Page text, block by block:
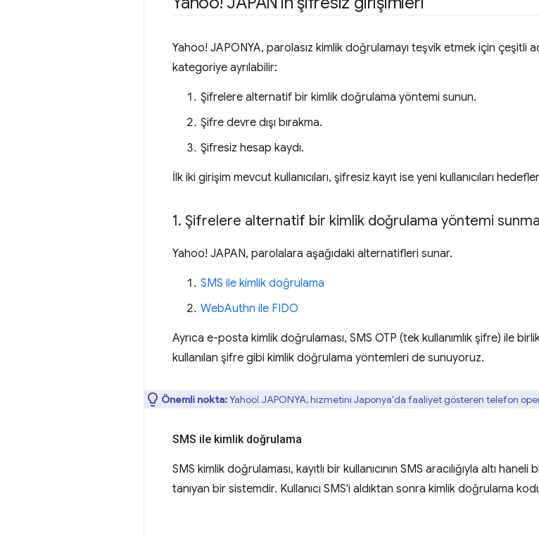
Yahoo! JAPONYA, parolasız kimlik doğrulamayı teşvik etmek için çeşitli
kategoriye ayrılabilir:
Şifrelere alternatif bir kimlik doğrulama yöntemi sunun.
Şifre devre dışı bırakma.
Şifresiz hesap kaydı.
İlk iki girişim mevcut kullanıcıları, şifresiz kayıt ise yeni kullanıcıları
1. Şifrelere alternatif bir kimlik doğrulama yöntemi sunma
Yahoo! JAPAN, parolalara aşağıdaki alternatifleri sunar.
SMS ile kimlik doğrulama
WebAuthn ile FIDO
Ayrıca e-posta kimlik doğrulaması, SMS OTP (tek kullanımlık şifre) ile
kullanılan şifre gibi kimlik doğrulama yöntemleri de sunuyoruz.
Önemli nokta:Yahoo! JAPONYA, hizmetini Japonya'da faaliyet gösteren telefon
SMS ile kimlik doğrulama
SMS kimlik doğrulaması, kayıtlı bir kullanıcının SMS aracılığıyla altı
tanıyan bir sistemdir. Kullanıcı SMS'i aldıktan sonra kimlik doğrulama